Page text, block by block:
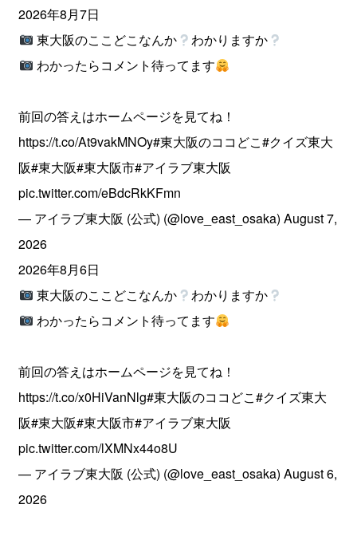
2026年8月7日
東大阪のここどこなんか
わかりますか
わかったらコメント待ってます
前回の答えはホームページを見てね！
https://t.co/At9vakMNOy#東大阪のココどこ#クイズ東大
阪#東大阪#東大阪市#アイラブ東大阪
pic.twitter.com/eBdcRkKFmn
— アイラブ東大阪 (公式) (@love_east_osaka)August 7,
2026
2026年8月6日
東大阪のここどこなんか
わかりますか
わかったらコメント待ってます
前回の答えはホームページを見てね！
https://t.co/x0HiVanNlg#東大阪のココどこ#クイズ東大
阪#東大阪#東大阪市#アイラブ東大阪
pic.twitter.com/lXMNx44o8U
— アイラブ東大阪 (公式) (@love_east_osaka)August 6,
2026